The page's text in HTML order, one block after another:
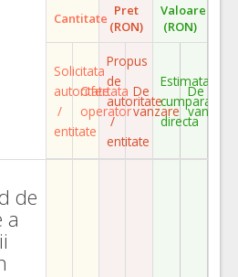
Cantitate Pret
(RON)
Valoare
(RON)
Solicitata
autoritate
/
entitate
Ofertata
operator
Propus
de
autoritate
/
entitate
De
vanzare
Estimata
cumparare
directa
De
vanzare
de
a